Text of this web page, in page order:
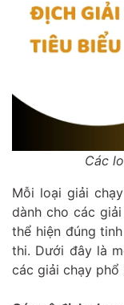
Các
Mỗi loại giải
dành cho các
thể hiện đúng
thi. Dưới đây là
các giải chạy phổ